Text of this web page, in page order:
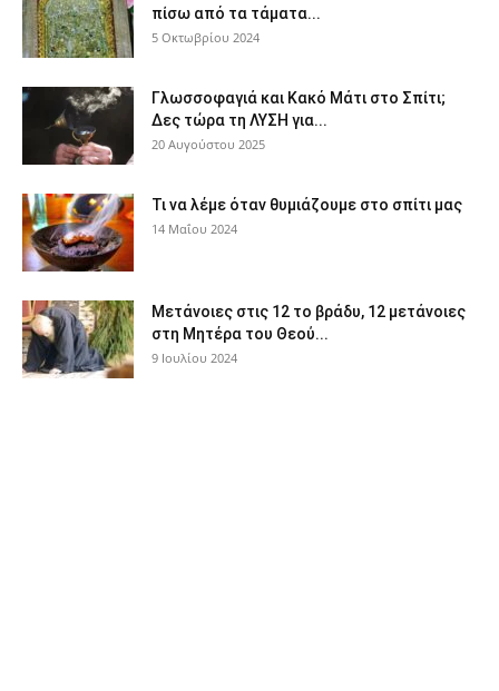
πίσω από τα τάματα...
5 Οκτωβρίου 2024
Γλωσσοφαγιά και Κακό Μάτι στο Σπίτι;
Δες τώρα τη ΛΥΣΗ για...
20 Αυγούστου 2025
Τι να λέμε όταν θυμιάζουμε στο σπίτι μας
14 Μαΐου 2024
Μετάνοιες στις 12 το βράδυ, 12 μετάνοιες
στη Μητέρα του Θεού...
9 Ιουλίου 2024